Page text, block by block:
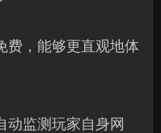
费，能够更直观地体
动监测玩家自身网